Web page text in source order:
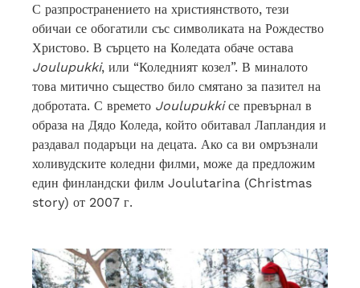
С разпространението на християнството, тези
обичаи се обогатили със символиката на Рождество
Христово. В сърцето на Коледата обаче остава
Joulupukki, или “Коледният козел”. В миналото
това митично същество било смятано за пазител на
добротата. С времето Joulupukkiсе превърнал в
образа на Дядо Коледа, който обитавал Лапландия и
раздавал подаръци на децата. Ако са ви омръзнали
холивудските коледни филми, може да предложим
един финландски филм Joulutarina (Christmas
story) от 2007 г.